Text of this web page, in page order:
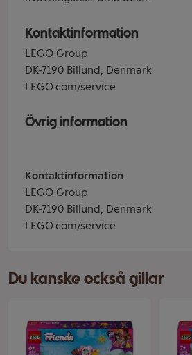
Kontaktinformation
LEGO Group
DK-7190 Billund, Denmark
LEGO.com/service
Övrig information
Kontaktinformation
LEGO Group
DK-7190 Billund, Denmark
LEGO.com/service
Du kanske också gillar